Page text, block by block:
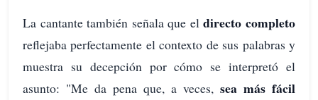
La cantante también señala que eldirecto completo
reflejaba perfectamente el contexto de sus palabras y
muestra su decepción por cómo se interpretó el
asunto: "Me da pena que, a veces, sea más fácil